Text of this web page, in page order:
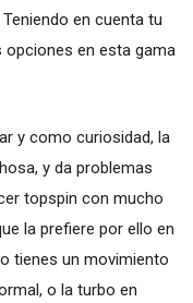
en cuenta tu
en esta gama
y como curiosidad, la
y da problemas
topspin con mucho
la prefiere por ello en
tienes un movimiento
o la turbo en